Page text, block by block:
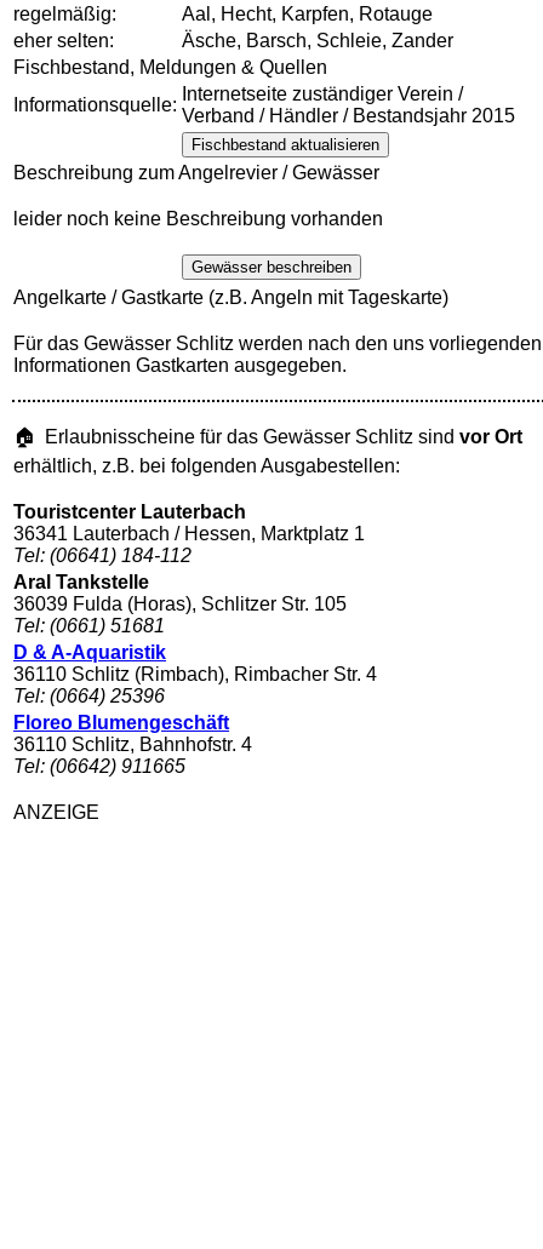
regelmäßig:
Aal, Hecht, Karpfen, Rotauge
eher selten:
Äsche, Barsch, Schleie, Zander
Fischbestand, Meldungen & Quellen
Informationsquelle:
Internetseite zuständiger Verein /
Verband / Händler / Bestandsjahr 2015
Fischbestand aktualisieren
Beschreibung zum Angelrevier / Gewässer
leider noch keine Beschreibung vorhanden
Gewässer beschreiben
Angelkarte / Gastkarte (z.B. Angeln mit Tageskarte)
Für das Gewässer Schlitz werden nach den uns vorliegenden
Informationen Gastkarten ausgegeben.
🏠 Erlaubnisscheine für das Gewässer Schlitz sind vor Ort
erhältlich, z.B. bei folgenden Ausgabestellen:
Touristcenter Lauterbach
36341 Lauterbach / Hessen, Marktplatz 1
Tel: (06641) 184-112
Aral Tankstelle
36039 Fulda (Horas), Schlitzer Str. 105
Tel: (0661) 51681
D & A-Aquaristik
36110 Schlitz (Rimbach), Rimbacher Str. 4
Tel: (0664) 25396
Floreo Blumengeschäft
36110 Schlitz, Bahnhofstr. 4
Tel: (06642) 911665
ANZEIGE